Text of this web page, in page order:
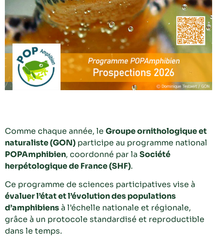
Comme chaque année, le Groupe ornithologique et
naturaliste (GON) participe au programme national
POPAmphibien, coordonné par la Société
herpétologique de France (SHF).
Ce programme de sciences participatives vise à
évaluer l’état et l’évolution des populations
d’amphibiensà l’échelle nationale et régionale,
grâce à un protocole standardisé et reproductible
dans le temps.